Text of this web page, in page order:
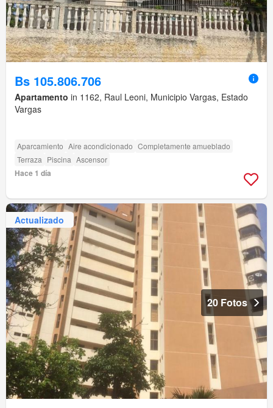
Bs 105.806.706
Apartamento in 1162, Raul Leoni, Municipio Vargas, Estado
Vargas
Aparcamiento Aire acondicionado Completamente amueblado
Terraza Piscina Ascensor
Hace 1 día
Actualizado
20 Fotos